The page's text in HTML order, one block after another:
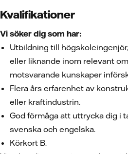
Kvalifikationer
Vi söker dig som har:
Utbildning till
eller liknande inom relevant
motsvarande kunskaper
Flera års erfarenhet av
eller kraftindustrin.
God förmåga att uttrycka dig i
svenska och engelska.
Körkort B.